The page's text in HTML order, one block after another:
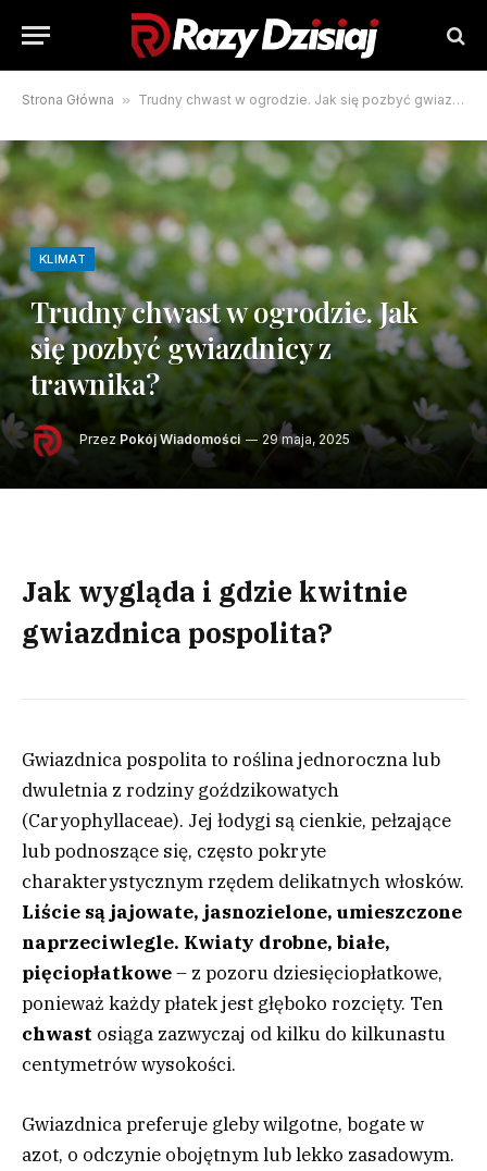
Strona Główna » Trudny chwast w ogrodzie. Jak się pozbyć gwiazdnicy z trawnika?
KLIMAT
Trudny chwast w ogrodzie. Jak
się pozbyć gwiazdnicy z
trawnika?
Przez Pokój Wiadomości 29 maja, 2025
Jak wygląda i gdzie kwitnie
gwiazdnica pospolita?
Gwiazdnica pospolita to roślina jednoroczna lub
dwuletnia z rodziny goździkowatych
(Caryophyllaceae). Jej łodygi są cienkie, pełzające
lub podnoszące się, często pokryte
charakterystycznym rzędem delikatnych włosków.
Liście są jajowate, jasnozielone, umieszczone
naprzeciwlegle. Kwiaty drobne, białe,
pięciopłatkowe– z pozoru dziesięciopłatkowe,
ponieważ każdy płatek jest głęboko rozcięty. Ten
chwast osiąga zazwyczaj od kilku do kilkunastu
centymetrów wysokości.
Gwiazdnica preferuje gleby wilgotne, bogate w
azot, o odczynie obojętnym lub lekko zasadowym.